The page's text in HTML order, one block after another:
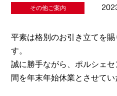
その他ご案内
平素は格別のお引き立てを
す。
誠に勝手ながら、ポルシェ
間を年末年始休業とさせてい